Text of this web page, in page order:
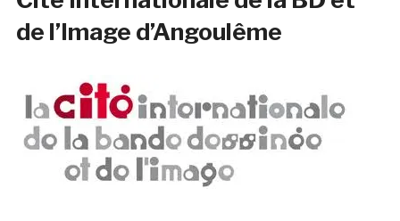
de l’Image d’Angoulême